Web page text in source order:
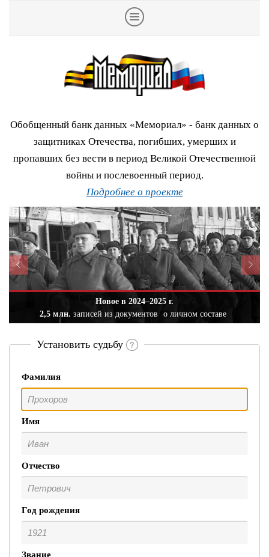
Обобщенный банк данных «Мемориал» - банк данных о
защитниках Отечества, погибших, умерших и
пропавших без вести в период Великой Отечественной
войны и послевоенный период.
Подробнее о проекте
Новое в 2024–2025 г.
2,5 млн. записей из документов о личном составе
Установить судьбу
Фамилия
Имя
Отчество
Год рождения
Звание